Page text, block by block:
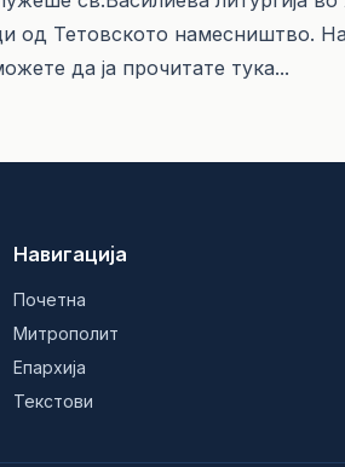
од Тетовското намесништво.
да ја прочитате тука...
Навигација
Почетна
Митрополит
Епархија
Текстови